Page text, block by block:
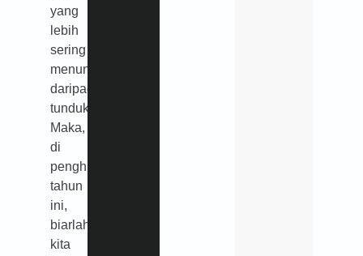
yang
lebih
sering
menuntut
daripada
tunduk.
Maka,
di
penghujung
tahun
ini,
biarlah
kita